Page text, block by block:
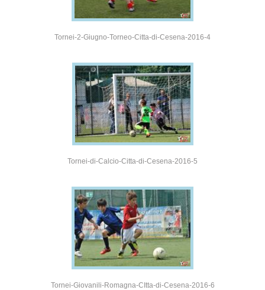
Tornei-2-Giugno-Torneo-Citta-di-Cesena-2016-4
Tornei-di-Calcio-Citta-di-Cesena-2016-5
Tornei-Giovanili-Romagna-CItta-di-Cesena-2016-6